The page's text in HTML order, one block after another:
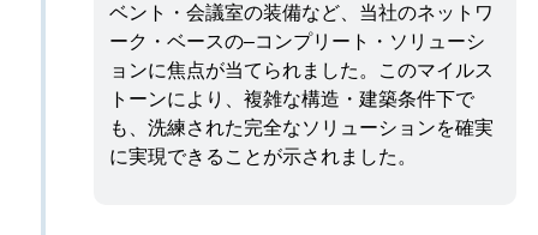
ベント・会議室の装備など、当社のネットワ
ーク・ベースの–コンプリート・ソリューシ
ョンに焦点が当てられました。このマイルス
トーンにより、複雑な構造・建築条件下で
も、洗練された完全なソリューションを確実
に実現できることが示されました。